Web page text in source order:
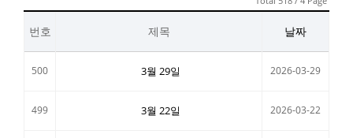
번호 제목 날짜
500 3월 29일 2026-03-29
499 3월 22일 2026-03-22